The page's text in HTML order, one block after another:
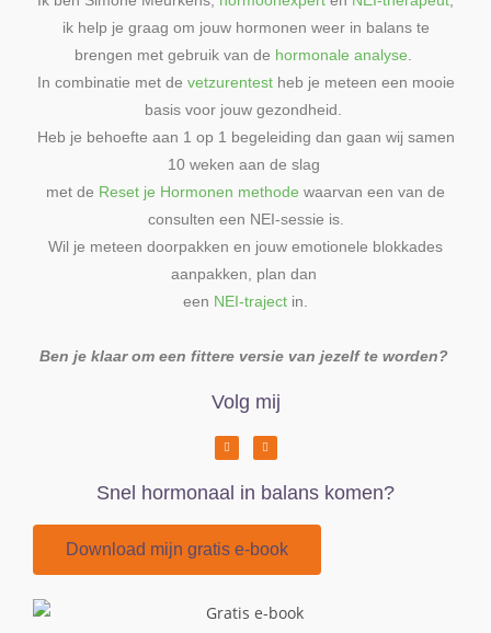
ik help je graag om jouw hormonen weer in balans te
brengen met gebruik van de hormonale analyse
In combinatie met de vetzurentestheb je meteen een mooie
basis voor jouw gezondheid.
Heb je behoefte aan 1 op 1 begeleiding dan gaan wij samen
10 weken aan de slag
met de Reset je Hormonen methode waarvan een van de
consulten een NEI-sessie is.
Wil je meteen doorpakken en jouw emotionele blokkades
aanpakken, plan dan
een NEI-traject in.
Ben je klaar om een fittere versie van jezelf te worden?
Volg mij
Snel hormonaal in balans komen?
Download mijn gratis e-book